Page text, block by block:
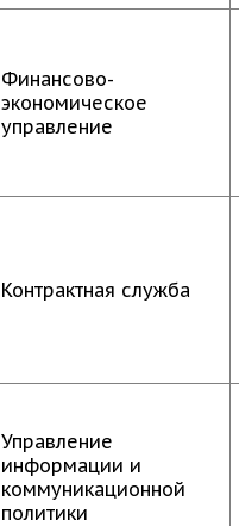
Финансово-
экономическое
управление
Контрактная служба
Управление
информации и
коммуникационной
политики